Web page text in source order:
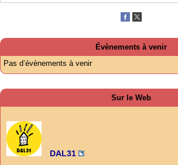
Évènements à venir
Pas d’évènements à venir
Sur le Web
DAL31